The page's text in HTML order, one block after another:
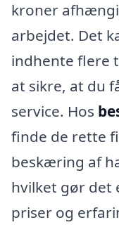
kroner
arbejdet. Det
indhente flere
at sikre, at du
service. Hos
finde de rette
beskæring af
hvilket gør det
priser og